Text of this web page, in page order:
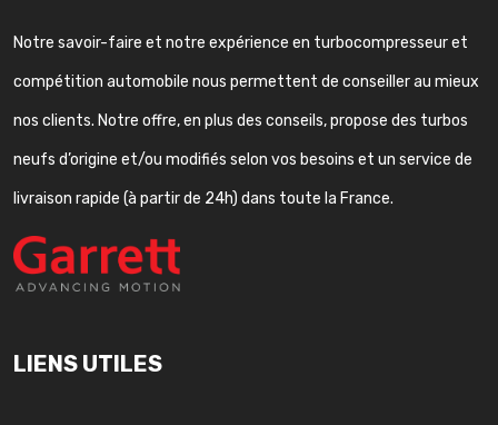
Notre savoir-faire et notre expérience en turbocompresseur et
compétition automobile nous permettent de conseiller au mieux
nos clients. Notre offre, en plus des conseils, propose des turbos
neufs d’origine et/ou modifiés selon vos besoins et un service de
livraison rapide (à partir de 24h) dans toute la France.
LIENS UTILES